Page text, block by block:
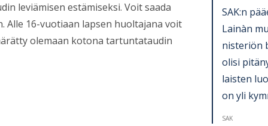
leviämisen estämiseksi. Voit saada
16-vuotiaan lapsen huoltajana voit
olemaan kotona tartuntataudin
SAK:n
Lainàn
nis­te­riön
olisi
lais­ten
on yli
SAK